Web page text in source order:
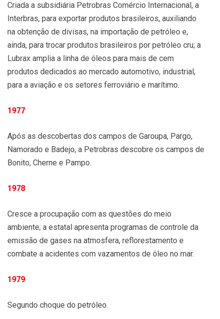
Criada a subsidiária Petrobras Comércio Internacional, a
Interbras, para exportar produtos brasileiros, auxiliando
na obtenção de divisas, na importação de petróleo e,
ainda, para trocar produtos brasileiros por petróleo cru; a
Lubrax amplia a linha de óleos para mais de cem
produtos dedicados ao mercado automotivo, industrial,
para a aviação e os setores ferroviário e marítimo.
1977
Após as descobertas dos campos de Garoupa, Pargo,
Namorado e Badejo, a Petrobras descobre os campos de
Bonito, Cherne e Pampo.
1978
Cresce a procupação com as questões do meio
ambiente; a estatal apresenta programas de controle da
emissão de gases na atmosfera, reflorestamento e
combate a acidentes com vazamentos de óleo no mar.
1979
Segundo choque do petróleo.